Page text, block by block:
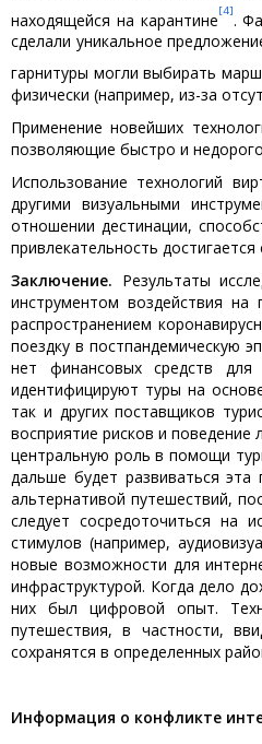
находящейся на карантине[4].
сделали уникальное
гарнитуры могли выбирать
физически (например, из-за
Применение новейших
позволяющие быстро и
Использование технологий
другими визуальными
отношении дестинации,
привлекательность
Заключение. Результаты
инструментом воздействия
распространением
поездку в постпандемическую
нет финансовых средств
идентифицируют туры на
так и других поставщиков
восприятие рисков и
центральную роль в помощи
дальше будет развиваться
альтернативой путешествий,
следует сосредоточиться на
стимулов (например,
новые возможности для
инфраструктурой. Когда дело
них был цифровой опыт.
путешествия, в частности,
сохранятся в определенных
Информация о конфликте